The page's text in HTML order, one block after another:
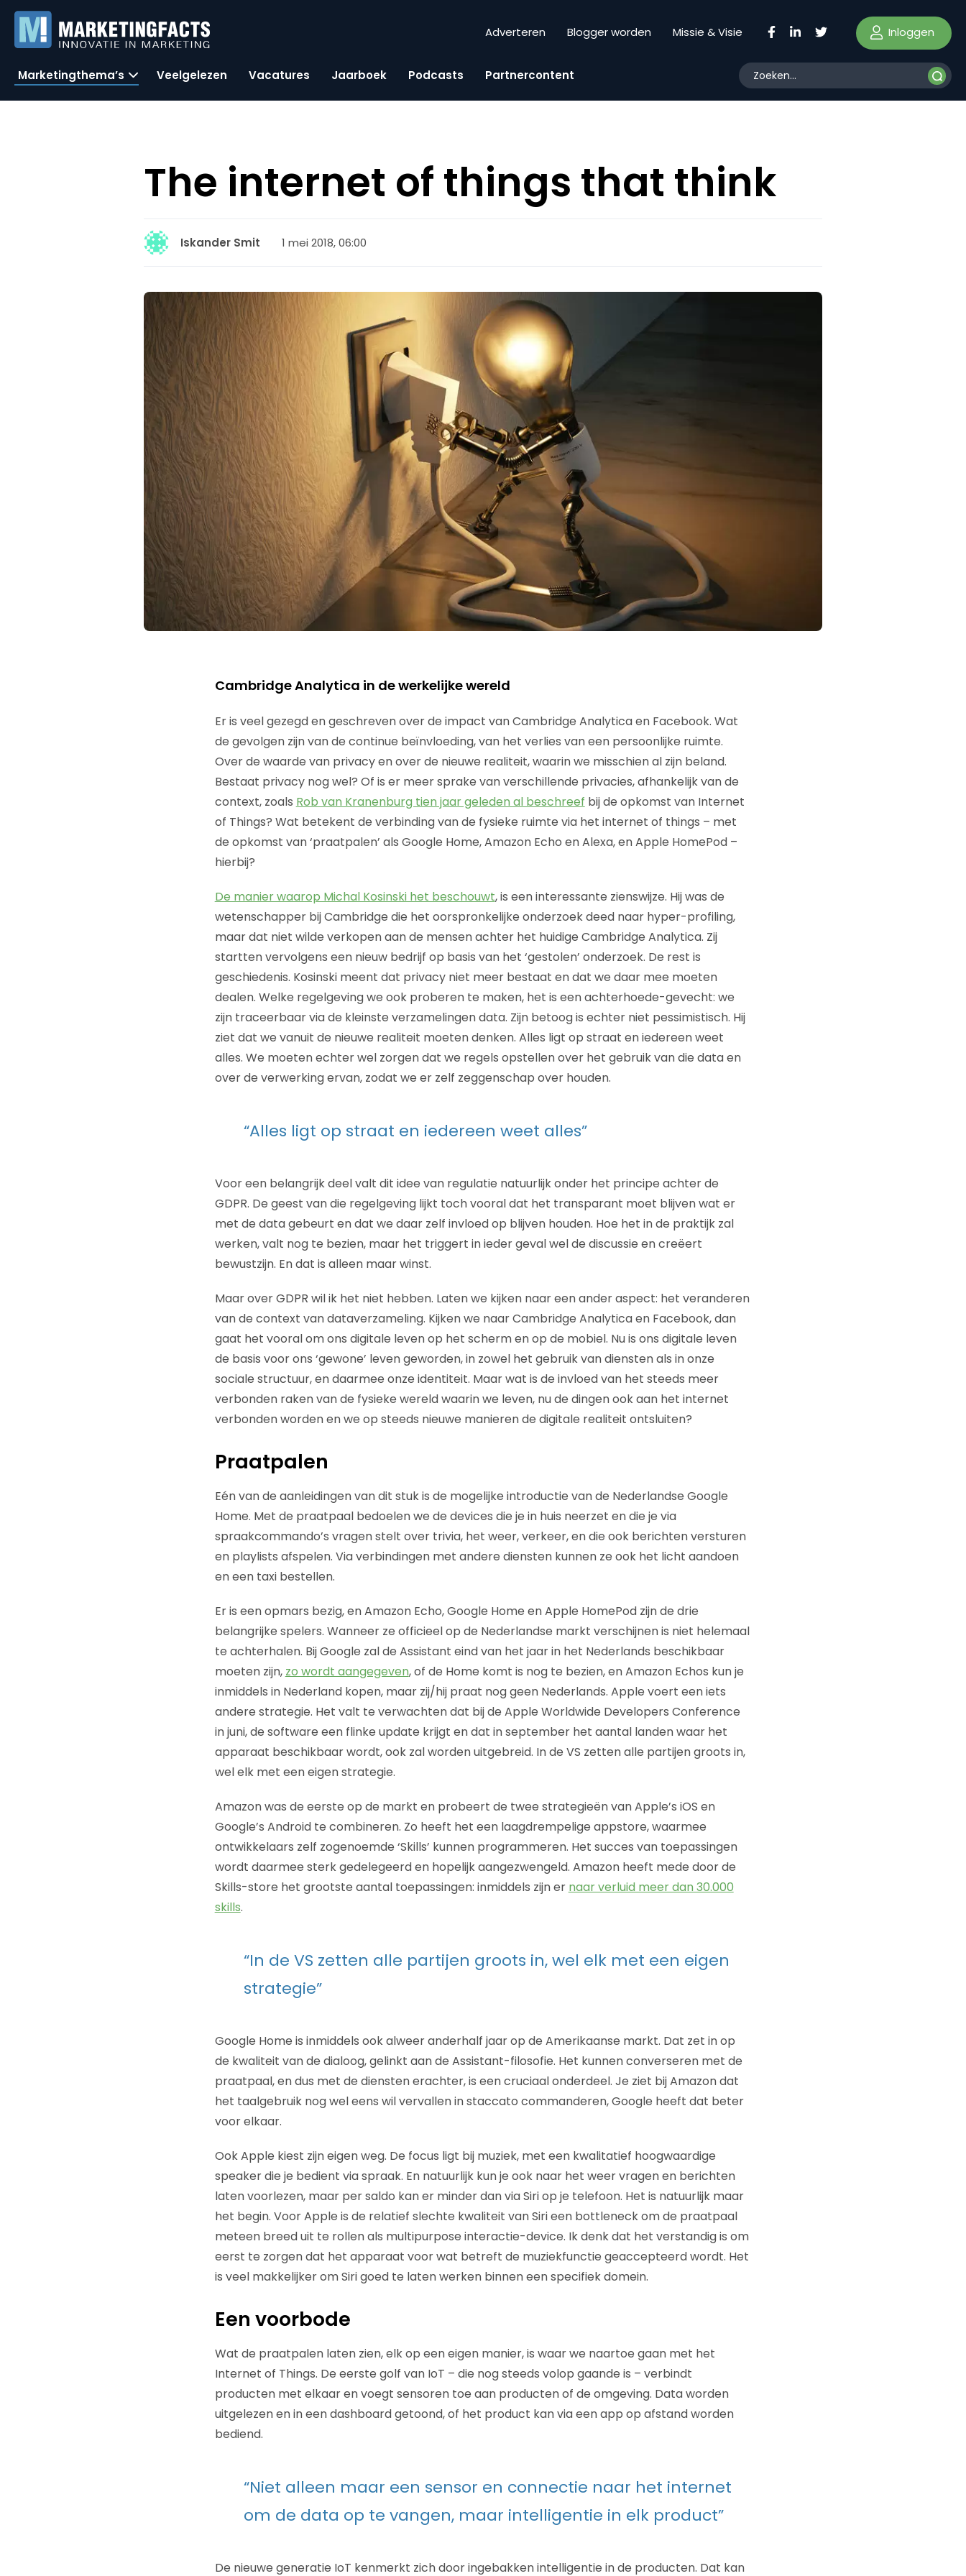
Adverteren Blogger worden Missie & Visie Inloggen
Marketingthema’s Veelgelezen Vacatures Jaarboek Podcasts Partnercontent
The internet of things that think
Iskander Smit 1 mei 2018, 06:00
Cambridge Analytica in de werkelijke wereld
Er is veel gezegd en geschreven over de impact van Cambridge Analytica en Facebook. Wat
de gevolgen zijn van de continue beïnvloeding, van het verlies van een persoonlijke ruimte.
Over de waarde van privacy en over de nieuwe realiteit, waarin we misschien al zijn beland.
Bestaat privacy nog wel? Of is er meer sprake van verschillende privacies, afhankelijk van de
context, zoals Rob van Kranenburg tien jaar geleden al beschreef bij de opkomst van Internet
of Things? Wat betekent de verbinding van de fysieke ruimte via het internet of things – met
de opkomst van ‘praatpalen’ als Google Home, Amazon Echo en Alexa, en Apple HomePod –
hierbij?
De manier waarop Michal Kosinski het beschouwt, is een interessante zienswijze. Hij was de
wetenschapper bij Cambridge die het oorspronkelijke onderzoek deed naar hyper-profiling,
maar dat niet wilde verkopen aan de mensen achter het huidige Cambridge Analytica. Zij
startten vervolgens een nieuw bedrijf op basis van het ‘gestolen’ onderzoek. De rest is
geschiedenis. Kosinski meent dat privacy niet meer bestaat en dat we daar mee moeten
dealen. Welke regelgeving we ook proberen te maken, het is een achterhoede-gevecht: we
zijn traceerbaar via de kleinste verzamelingen data. Zijn betoog is echter niet pessimistisch. Hij
ziet dat we vanuit de nieuwe realiteit moeten denken. Alles ligt op straat en iedereen weet
alles. We moeten echter wel zorgen dat we regels opstellen over het gebruik van die data en
over de verwerking ervan, zodat we er zelf zeggenschap over houden.
“Alles ligt op straat en iedereen weet alles”
Voor een belangrijk deel valt dit idee van regulatie natuurlijk onder het principe achter de
GDPR. De geest van die regelgeving lijkt toch vooral dat het transparant moet blijven wat er
met de data gebeurt en dat we daar zelf invloed op blijven houden. Hoe het in de praktijk zal
werken, valt nog te bezien, maar het triggert in ieder geval wel de discussie en creëert
bewustzijn. En dat is alleen maar winst.
Maar over GDPR wil ik het niet hebben. Laten we kijken naar een ander aspect: het veranderen
van de context van dataverzameling. Kijken we naar Cambridge Analytica en Facebook, dan
gaat het vooral om ons digitale leven op het scherm en op de mobiel. Nu is ons digitale leven
de basis voor ons ‘gewone’ leven geworden, in zowel het gebruik van diensten als in onze
sociale structuur, en daarmee onze identiteit. Maar wat is de invloed van het steeds meer
verbonden raken van de fysieke wereld waarin we leven, nu de dingen ook aan het internet
verbonden worden en we op steeds nieuwe manieren de digitale realiteit ontsluiten?
Praatpalen
Eén van de aanleidingen van dit stuk is de mogelijke introductie van de Nederlandse Google
Home. Met de praatpaal bedoelen we de devices die je in huis neerzet en die je via
spraakcommando’s vragen stelt over trivia, het weer, verkeer, en die ook berichten versturen
en playlists afspelen. Via verbindingen met andere diensten kunnen ze ook het licht aandoen
en een taxi bestellen.
Er is een opmars bezig, en Amazon Echo, Google Home en Apple HomePod zijn de drie
belangrijke spelers. Wanneer ze officieel op de Nederlandse markt verschijnen is niet helemaal
te achterhalen. Bij Google zal de Assistant eind van het jaar in het Nederlands beschikbaar
moeten zijn, zo wordt aangegeven, of de Home komt is nog te bezien, en Amazon Echos kun je
inmiddels in Nederland kopen, maar zij/hij praat nog geen Nederlands. Apple voert een iets
andere strategie. Het valt te verwachten dat bij de Apple Worldwide Developers Conference
in juni, de software een flinke update krijgt en dat in september het aantal landen waar het
apparaat beschikbaar wordt, ook zal worden uitgebreid. In de VS zetten alle partijen groots in,
wel elk met een eigen strategie.
Amazon was de eerste op de markt en probeert de twee strategieën van Apple’s iOS en
Google’s Android te combineren. Zo heeft het een laagdrempelige appstore, waarmee
ontwikkelaars zelf zogenoemde ‘Skills’ kunnen programmeren. Het succes van toepassingen
wordt daarmee sterk gedelegeerd en hopelijk aangezwengeld. Amazon heeft mede door de
Skills-store het grootste aantal toepassingen: inmiddels zijn er naar verluid meer dan 30.000
skills.
“In de VS zetten alle partijen groots in, wel elk met een eigen
strategie”
Google Home is inmiddels ook alweer anderhalf jaar op de Amerikaanse markt. Dat zet in op
de kwaliteit van de dialoog, gelinkt aan de Assistant-filosofie. Het kunnen converseren met de
praatpaal, en dus met de diensten erachter, is een cruciaal onderdeel. Je ziet bij Amazon dat
het taalgebruik nog wel eens wil vervallen in staccato commanderen, Google heeft dat beter
voor elkaar.
Ook Apple kiest zijn eigen weg. De focus ligt bij muziek, met een kwalitatief hoogwaardige
speaker die je bedient via spraak. En natuurlijk kun je ook naar het weer vragen en berichten
laten voorlezen, maar per saldo kan er minder dan via Siri op je telefoon. Het is natuurlijk maar
het begin. Voor Apple is de relatief slechte kwaliteit van Siri een bottleneck om de praatpaal
meteen breed uit te rollen als multipurpose interactie-device. Ik denk dat het verstandig is om
eerst te zorgen dat het apparaat voor wat betreft de muziekfunctie geaccepteerd wordt. Het
is veel makkelijker om Siri goed te laten werken binnen een specifiek domein.
Een voorbode
Wat de praatpalen laten zien, elk op een eigen manier, is waar we naartoe gaan met het
Internet of Things. De eerste golf van IoT – die nog steeds volop gaande is – verbindt
producten met elkaar en voegt sensoren toe aan producten of de omgeving. Data worden
uitgelezen en in een dashboard getoond, of het product kan via een app op afstand worden
bediend.
“Niet alleen maar een sensor en connectie naar het internet
om de data op te vangen, maar intelligentie in elk product”
De nieuwe generatie IoT kenmerkt zich door ingebakken intelligentie in de producten. Dat kan